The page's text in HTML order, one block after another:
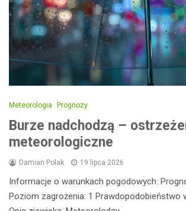
Meteorologia Prognozy
Burze nadchodzą –
meteorologiczne
Damian Polak 19 lipca 2026
Informacje o warunkach pogodowych:
Poziom zagrożenia: 1 Prawdopodobieństwo